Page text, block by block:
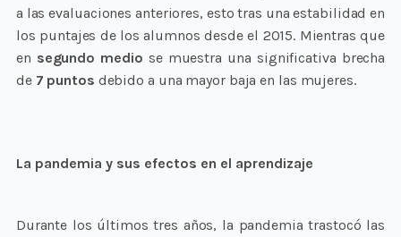
a las evaluaciones anteriores, esto tras una estabilidad en
los puntajes de los alumnos desde el 2015. Mientras que
en segundo medio se muestra una significativa brecha
de 7 puntos debido a una mayor baja en las mujeres.
La pandemia y sus efectos en el aprendizaje
Durante los últimos tres años, la pandemia trastocó las